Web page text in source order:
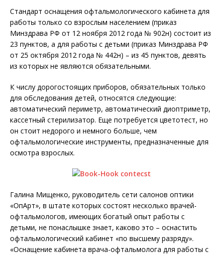
Стандарт оснащения офтальмологического кабинета для
работы только со взрослым населением (приказ
Минздрава РФ от 12 ноября 2012 года № 902н) состоит из
23 пунктов, а для работы с детьми (приказ Минздрава РФ
от 25 октября 2012 года № 442н) – из 45 пунктов, девять
из которых не являются обязательными.
К числу дорогостоящих приборов, обязательных только
для обследования детей, относятся следующие:
автоматический периметр, автоматический диоптриметр,
кассетный стерилизатор. Еще потребуется цветотест, но
он стоит недорого и немного больше, чем
офтальмологические инструменты, предназначенные для
осмотра взрослых.
Галина Мищенко, руководитель сети салонов оптики
«ОпАрт», в штате которых состоят несколько врачей-
офтальмологов, имеющих богатый опыт работы с
детьми, не понаслышке знает, каково это – оснастить
офтальмологический кабинет «по высшему разряду».
«Оснащение кабинета врача-офтальмолога для работы с